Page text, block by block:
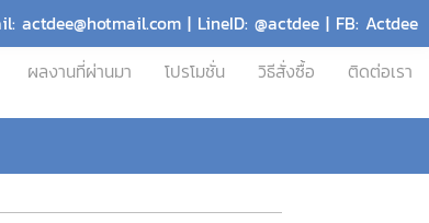
actdee@hotmail.com | LineID: @actdee | FB: Actdee
ผลงานที่ผ่านมา โปรโมชั่น วิธีสั่งซื้อ ติดต่อเรา